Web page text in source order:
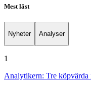
Mest läst
Nyheter Analyser
1
Analytikern: Tre köpvärda